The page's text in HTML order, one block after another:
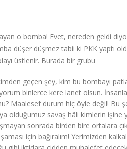
o bomba! Evet, nereden geldi
düşer düşmez tabii ki PKK yaptı
üstlenir. Burada bir grubu
geçen şey, kim bu bombayı
binlerce kere lanet olsun.
Maalesef durum hiç öyle değil! Bu
olduğumuz savaş hâli kimlerin işine
sonrada birden bire ortalara
için bağıralım! Yerimizden